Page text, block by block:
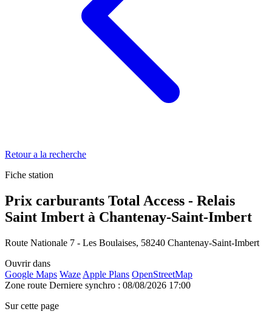
Retour a la recherche
Fiche station
Prix carburants Total Access - Relais
Saint Imbert à Chantenay-Saint-Imbert
Route Nationale 7 - Les Boulaises, 58240 Chantenay-Saint-Imbert
Ouvrir dans
Google Maps Waze Apple Plans OpenStreetMap
Zone route Derniere synchro : 08/08/2026 17:00
Sur cette page